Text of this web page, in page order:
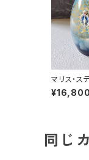
マリス・ス
リアオルゴ
¥16,800
同じ